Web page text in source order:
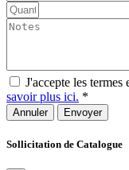
J'accepte les
savoir plus ici. *
Annuler
Sollicitation de Catalogue